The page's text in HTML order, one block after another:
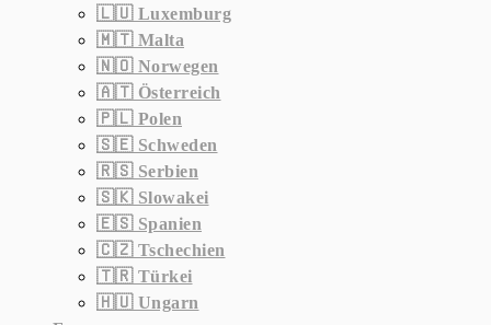
🇱🇺 Luxemburg
🇲🇹 Malta
🇳🇴 Norwegen
🇦🇹 Österreich
🇵🇱 Polen
🇸🇪 Schweden
🇷🇸 Serbien
🇸🇰 Slowakei
🇪🇸 Spanien
🇨🇿 Tschechien
🇹🇷 Türkei
🇭🇺 Ungarn